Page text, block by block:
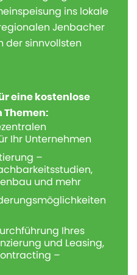
ins lokale
Jenbacher
der sinnvollsten
eine kostenlose
Themen:
Ihr Unternehmen
–
und mehr
Ihres
und Leasing,
–